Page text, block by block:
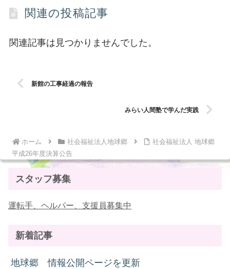
関連の投稿記事
関連記事は見つかりませんでした。
新館の工事経過の報告
みらい人間塾で学んだ実践
ホーム 社会福祉法人地球郷
社会福祉法人 地球郷
平成26年度決算公告
スタッフ募集
運転手、ヘルパー、支援員募集中
新着記事
地球郷 情報公開ページを更新